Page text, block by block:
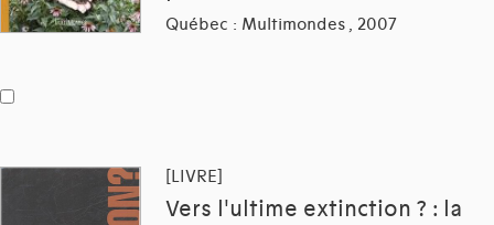
Québec : Multimondes , 2007
[LIVRE]
Vers l'ultime extinction ? : la